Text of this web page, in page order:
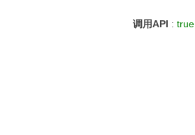
调用API : true